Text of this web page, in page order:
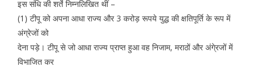
इस संधि की शर्ते निम्नलिखित थीं –
(1) टीपू को अपना आधा राज्य और 3 करोड़ रूपये युद्ध की क्षतिपूर्ति के रूप में
अंग्रेजों को
देना पड़े। टीपू से जो आधा राज्य प्राप्त हुआ वह निजाम, मराठों और अंगे्रजों में
विभाजित कर